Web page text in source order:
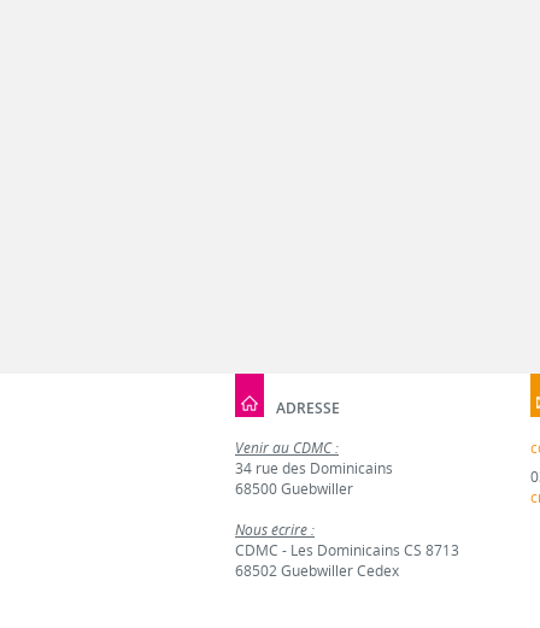
ADRESSE
Venir au CDMC :
34 rue des Dominicains
68500 Guebwiller
Nous écrire :
CDMC - Les Dominicains CS 8713
68502 Guebwiller Cedex